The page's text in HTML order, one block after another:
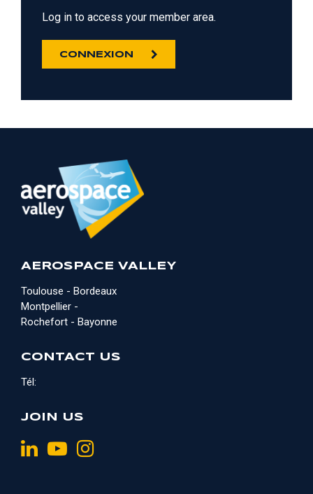
Log in to access your member area.
CONNEXION
AEROSPACE VALLEY
Toulouse - Bordeaux
Montpellier -
Rochefort - Bayonne
CONTACT US
Tél:
JOIN US